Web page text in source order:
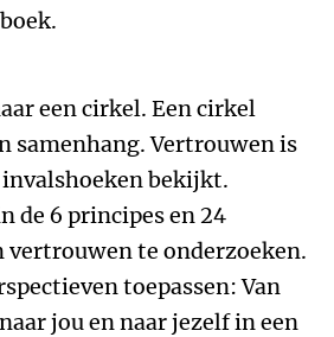
een cirkel. Een cirkel
samenhang. Vertrouwen is
bekijkt.
de 6 principes en 24
vertrouwen te onderzoeken.
toepassen: Van
jou en naar jezelf in een